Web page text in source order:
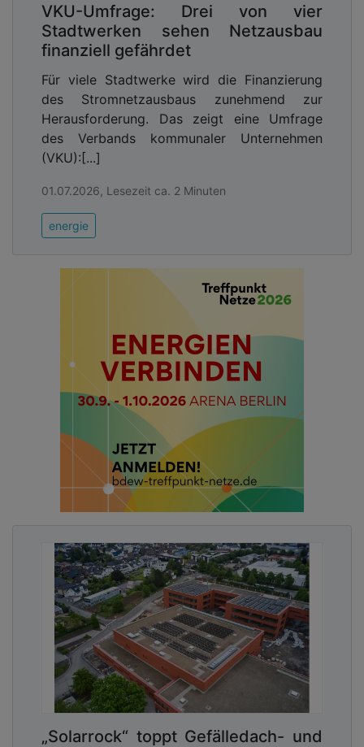
VKU-Umfrage: Drei von vier
Stadtwerken sehen Netzausbau
finanziell gefährdet
Für viele Stadtwerke wird die Finanzierung
des Stromnetzausbaus zunehmend zur
Herausforderung. Das zeigt eine Umfrage
des Verbands kommunaler Unternehmen
(VKU):[...]
01.07.2026, Lesezeit ca. 2 Minuten
energie
„Solarrock“ toppt Gefälledach- und